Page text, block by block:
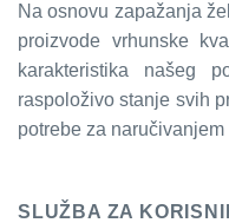
Na osnovu zapažanja
proizvode vrhunske
karakteristika našeg
raspoloživo stanje svih
potrebe za
SLUŽBA ZA